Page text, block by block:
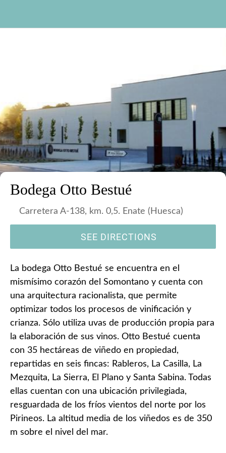
Bodega Otto Bestué
Carretera A-138, km. 0,5. Enate (Huesca)
SEE DIRECTIONS
La bodega Otto Bestué se encuentra en el
mismísimo corazón del Somontano y cuenta con
una arquitectura racionalista, que permite
optimizar todos los procesos de vinificación y
crianza. Sólo utiliza uvas de producción propia para
la elaboración de sus vinos. Otto Bestué cuenta
con 35 hectáreas de viñedo en propiedad,
repartidas en seis fincas: Rableros, La Casilla, La
Mezquita, La Sierra, El Plano y Santa Sabina. Todas
ellas cuentan con una ubicación privilegiada,
resguardada de los fríos vientos del norte por los
Pirineos. La altitud media de los viñedos es de 350
m sobre el nivel del mar.